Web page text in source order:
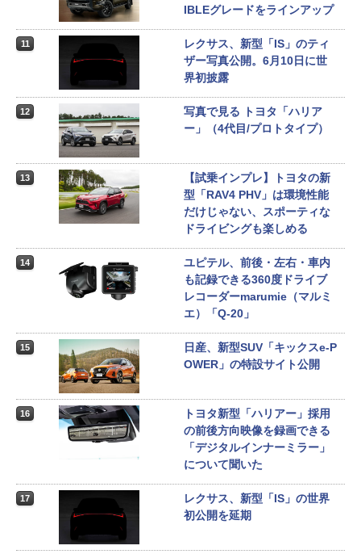
IBLEグレードをラインアップ
11
レクサス、新型「IS」のティ
ザー写真公開。6月10日に世
界初披露
12
写真で見る トヨタ「ハリア
ー」（4代目/プロトタイプ）
13
【試乗インプレ】トヨタの新
型「RAV4 PHV」は環境性能
だけじゃない、スポーティな
ドライビングも楽しめる
14
ユピテル、前後・左右・車内
も記録できる360度ドライブ
レコーダーmarumie（マルミ
エ）「Q-20」
15
日産、新型SUV「キックスe-P
OWER」の特設サイト公開
16
トヨタ新型「ハリアー」採用
の前後方向映像を録画できる
「デジタルインナーミラー」
について聞いた
17
レクサス、新型「IS」の世界
初公開を延期